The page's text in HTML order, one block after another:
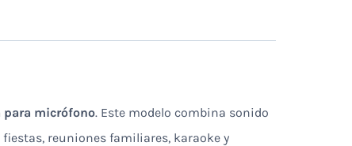
para micrófono. Este modelo combina sonido
reuniones familiares, karaoke y